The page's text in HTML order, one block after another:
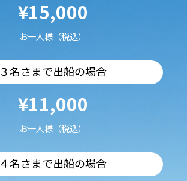
¥15,000
お一人様（税込）
３名さまで出船の場合
¥11,000
お一人様（税込）
４名さまで出船の場合